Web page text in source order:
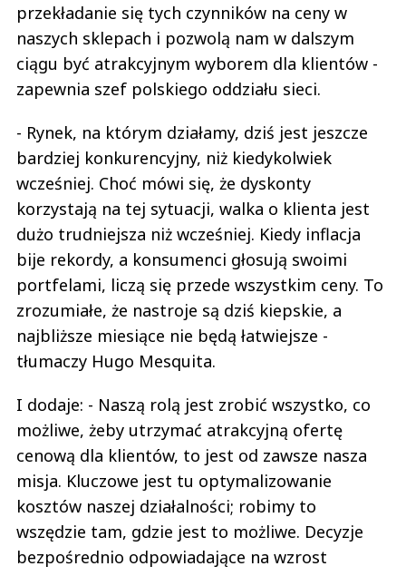
przekładanie się tych czynników na ceny w
naszych sklepach i pozwolą nam w dalszym
ciągu być atrakcyjnym wyborem dla klientów -
zapewnia szef polskiego oddziału sieci.
- Rynek, na którym działamy, dziś jest jeszcze
bardziej konkurencyjny, niż kiedykolwiek
wcześniej. Choć mówi się, że dyskonty
korzystają na tej sytuacji, walka o klienta jest
dużo trudniejsza niż wcześniej. Kiedy inflacja
bije rekordy, a konsumenci głosują swoimi
portfelami, liczą się przede wszystkim ceny. To
zrozumiałe, że nastroje są dziś kiepskie, a
najbliższe miesiące nie będą łatwiejsze -
tłumaczy Hugo Mesquita.
I dodaje: - Naszą rolą jest zrobić wszystko, co
możliwe, żeby utrzymać atrakcyjną ofertę
cenową dla klientów, to jest od zawsze nasza
misja. Kluczowe jest tu optymalizowanie
kosztów naszej działalności; robimy to
wszędzie tam, gdzie jest to możliwe. Decyzje
bezpośrednio odpowiadające na wzrost